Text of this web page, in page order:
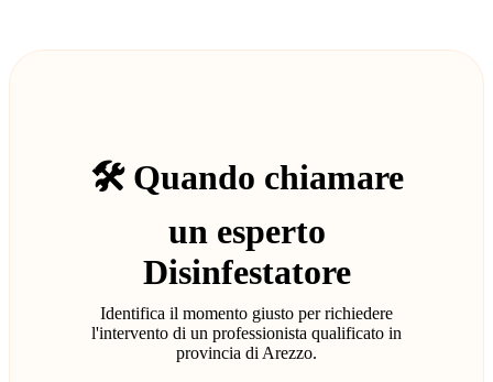
🛠️ Quando chiamare
un esperto
Disinfestatore
Identifica il momento giusto per richiedere
l'intervento di un professionista qualificato in
provincia di Arezzo.